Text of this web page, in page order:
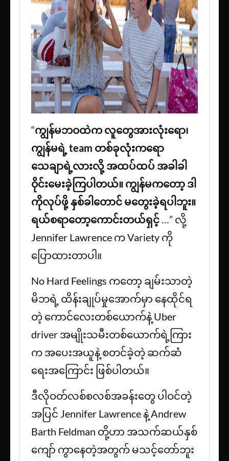
“ကျွန်မဘဝထဲက လူတွေအားလုံးရော၊
ကျွန်မရဲ့ team တစ်ခုလုံးကရော
သေချာရဲ့လားလို့ အထပ်ထပ် အခါခါ
ဝိုင်းမေးခဲ့ကြပါတယ်။ ကျွန်မကတော့ ဒါ
ကိုလုပ်ဖို့ နှစ်ခါတောင် မတွေးခဲ့ရပါဘူး။
ရယ်စရာတော့ကောင်းတယ်ရှင့် …” လို့
Jennifer Lawrence က Variety ကို
ပြောထားတာပါ။
No Hard Feelings ကတော့ ချမ်းသာတဲ့
မိဘရဲ့ ထိန်းချုပ်မှုအောက်မှာ နေထိုင်ရ
တဲ့ ကောင်လေးတစ်ယောက်နဲ့ Uber
driver အမျိုးသမီးတစ်ယောက်ရဲ့ကြား
က အပေးအယူနဲ့ စတင်ခဲ့တဲ့ ဆက်ဆံ
ရေးအကြောင်း ဖြစ်ပါတယ်။
ဒီလိုဝတ်လစ်စလစ်အခန်းတွေ ပါဝင်တဲ့
အပြင် Jennifer Lawrence နဲ့ Andrew
Barth Feldman တို့ဟာ အသက်ဆယ်နှစ်
ကျော် ကွာနေတဲ့အတွက် မသင့်တော်ဘူး